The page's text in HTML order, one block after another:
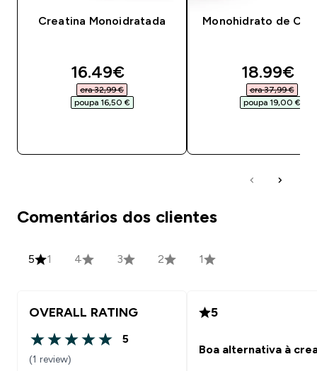
Creatina Monoidratada
discounted price
16.49€‎
era 32,99 €‎
poupa 16,50 €‎
Monohidrato de
18.99€‎
era 37,99 €‎
poupa 19,00 €‎
Comentários dos clientes
5 1 4 3 2 1
OVERALL RATING
5 out of 5 stars
5
(1 review)
5
Boa alternativa à